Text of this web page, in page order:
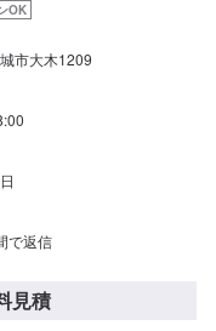
OK
市大木1209
で返信
見積